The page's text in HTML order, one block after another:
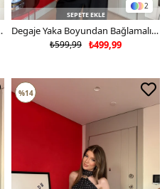
Bluz Siyah 2128
2
SEPETE EKLE
Degaje Yaka Boyundan Bağlamalı Puantiyeli Bluz Kahve 2128
₺499,99
₺599,99
%14